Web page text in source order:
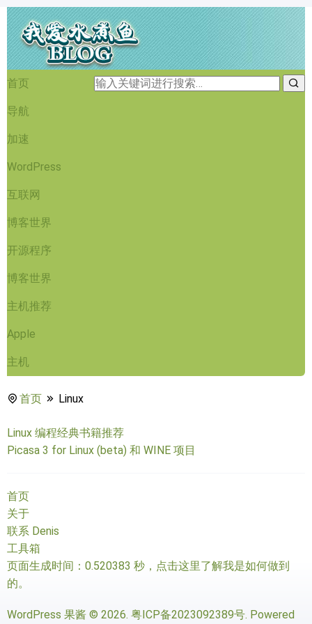
首页
导航
加速
WordPress
互联网
博客世界
开源程序
博客世界
主机推荐
Apple
主机
首页 Linux
Linux 编程经典书籍推荐
Picasa 3 for Linux (beta) 和 WINE 项目
首页
关于
联系 Denis
工具箱
页面生成时间：0.520383 秒， 点击这里了解我是如何做到
的。
WordPress 果酱 © 2026. 粤ICP备2023092389号. Powered